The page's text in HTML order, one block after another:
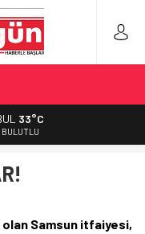
BÜYÜK HATALAR
33°C
BULUTLU
olan Samsun itfaiyesi,